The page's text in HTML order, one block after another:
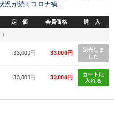
が続くコロナ禍...
定 価 会員価格 購 入
33,000円 33,000円
完売しま
した
33,000円 33,000円
カートに
入れる